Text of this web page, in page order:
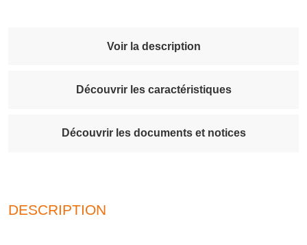
Voir la description
Découvrir les caractéristiques
Découvrir les documents et notices
DESCRIPTION